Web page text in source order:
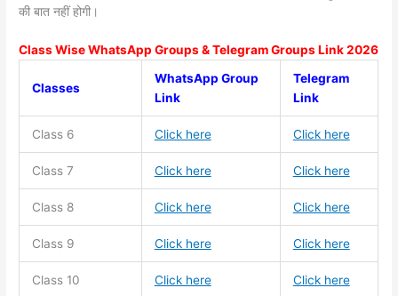
की बात नहीं होगी।
Class Wise WhatsApp Groups & Telegram Groups Link 2026
Classes
WhatsApp Group
Link
Telegram
Link
Class 6 Click here Click here
Class 7 Click here Click here
Class 8 Click here Click here
Class 9 Click here Click here
Class 10 Click here Click here